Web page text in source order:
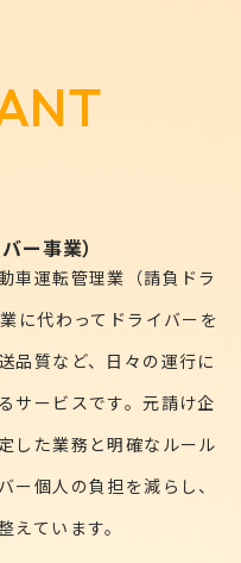
ー事業）
車運転管理業（請負ドラ
に代わってドライバーを
品質など、日々の運行に
サービスです。元請け企
した業務と明確なルール
ー個人の負担を減らし、
ています。